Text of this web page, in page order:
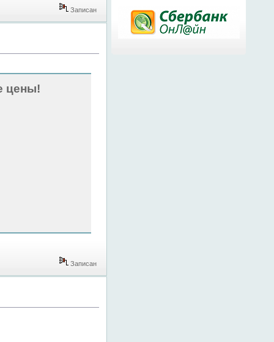
Записан
цены!
Записан